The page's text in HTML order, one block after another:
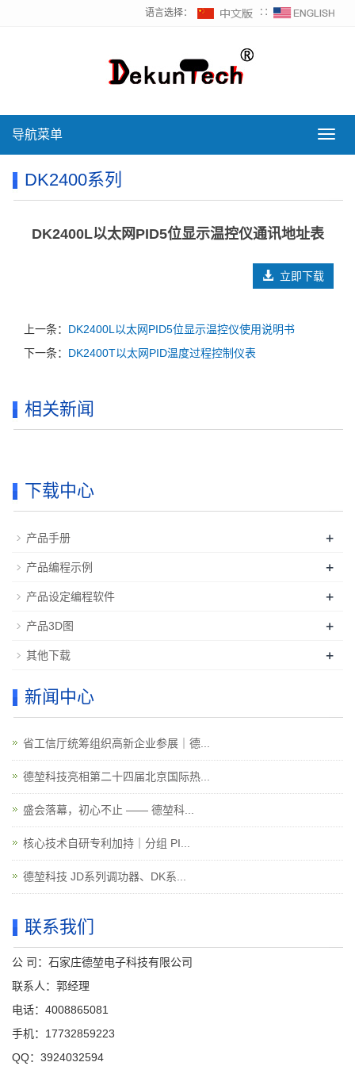
语言选择： ∷
导
导航菜单
DK2400系列
DK2400L以太网PID5位显示温控仪通讯地址表
立即下载
上一条： DK2400L以太网PID5位显示温控仪使用说明书
下一条： DK2400T以太网PID温度过程控制仪表
相关新闻
下载中心
产品手册 +
产品编程示例 +
产品设定编程软件 +
产品3D图 +
其他下载 +
新闻中心
省工信厅统筹组织高新企业参展｜德...
德堃科技亮相第二十四届北京国际热...
盛会落幕，初心不止 —— 德堃科...
核心技术自研专利加持｜分组 PI...
德堃科技 JD系列调功器、DK系...
联系我们
公 司：石家庄德堃电子科技有限公司
联系人：郭经理
电话：4008865081
手机：17732859223
QQ：3924032594